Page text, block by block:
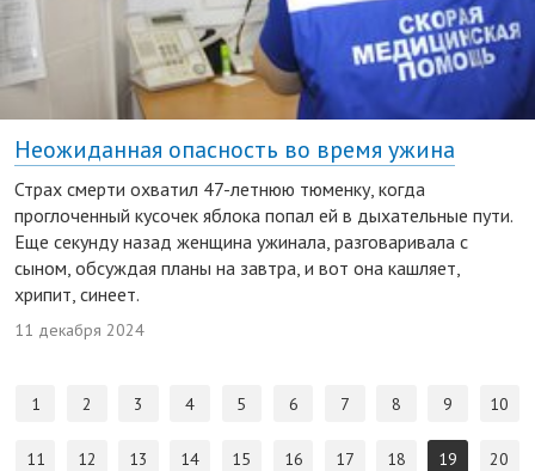
Неожиданная опасность во время ужина
Страх смерти охватил 47-летнюю тюменку, когда
проглоченный кусочек яблока попал ей в дыхательные пути.
Еще секунду назад женщина ужинала, разговаривала с
сыном, обсуждая планы на завтра, и вот она кашляет,
хрипит, синеет.
11 декабря 2024
1 2 3 4 5 6 7 8 9 10
11 12 13 14 15 16 17 18 19 20